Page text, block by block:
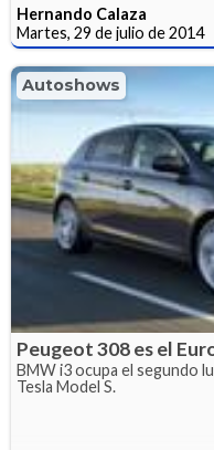
Hernando Calaza
Martes, 29 de julio de 2014
Autoshows
Peugeot 308 es el
BMW i3 ocupa el segundo
Tesla Model S.